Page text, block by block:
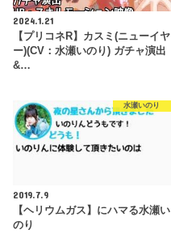
2024.1.21
【プリコネR】カスミ(ニューイヤ
ー)(CV：水瀬いのり) ガチャ演出
&…
水瀬いのり
2019.7.9
【ヘリウムガス】にハマる水瀬い
のり